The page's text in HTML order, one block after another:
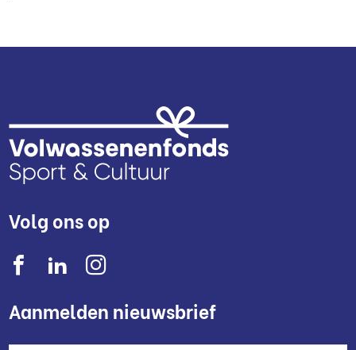
Volg ons op
Aanmelden nieuwsbrief